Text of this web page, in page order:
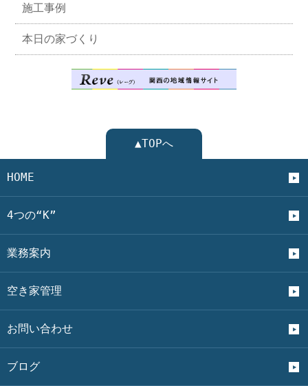
施工事例
本日の家づくり
▲TOPへ
HOME
4つの“K”
業務案内
空き家管理
お問い合わせ
ブログ